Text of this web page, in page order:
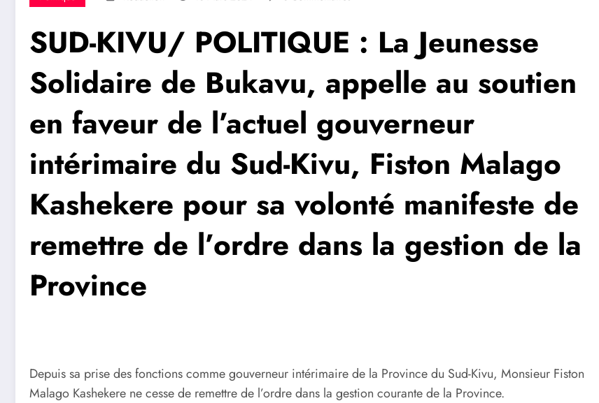
SUD-KIVU/ POLITIQUE : La Jeunesse
Solidaire de Bukavu, appelle au soutien
en faveur de l’actuel gouverneur
intérimaire du Sud-Kivu, Fiston Malago
Kashekere pour sa volonté manifeste de
remettre de l’ordre dans la gestion de la
Province
Depuis sa prise des fonctions comme gouverneur intérimaire de la Province du Sud-Kivu, Monsieur Fiston
Malago Kashekere ne cesse de remettre de l’ordre dans la gestion courante de la Province.